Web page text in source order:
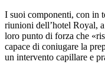
I suoi componenti, con in
riunioni dell’hotel Royal,
loro punto di forza che
capace di coniugare la
un intervento capillare e